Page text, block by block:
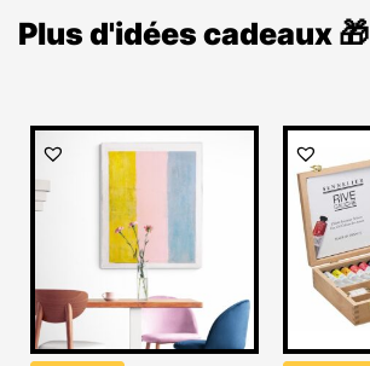
Plus d'idées cadeaux 🎁